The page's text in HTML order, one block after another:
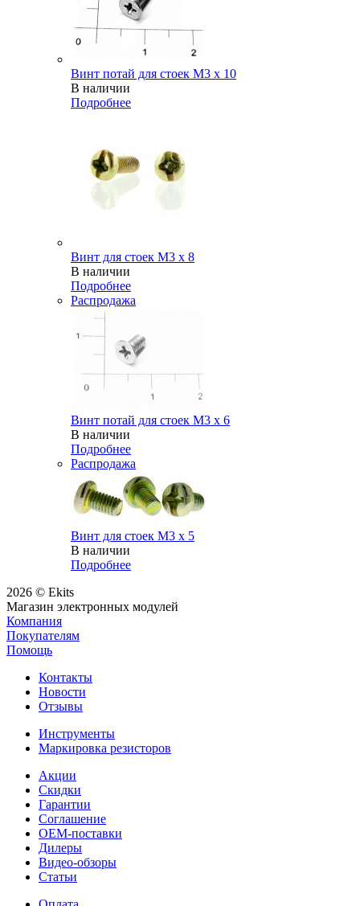
Винт потай для стоек М3 х 10
В наличии
Подробнее
Винт для стоек М3 х 8
В наличии
Подробнее
Распродажа
Винт потай для стоек М3 х 6
В наличии
Подробнее
Распродажа
Винт для стоек М3 х 5
В наличии
Подробнее
2026 © Ekits
Магазин электронных модулей
Компания
Покупателям
Помощь
Контакты
Новости
Отзывы
Инструменты
Маркировка резисторов
Акции
Скидки
Гарантии
Соглашение
OEM-поставки
Дилеры
Видео-обзоры
Статьи